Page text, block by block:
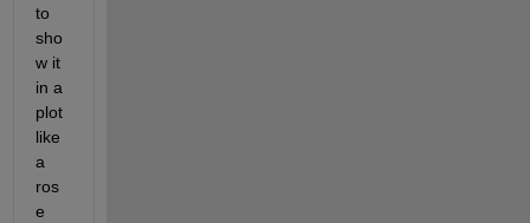
to
sho
w it
in a
plot
like
a
ros
e